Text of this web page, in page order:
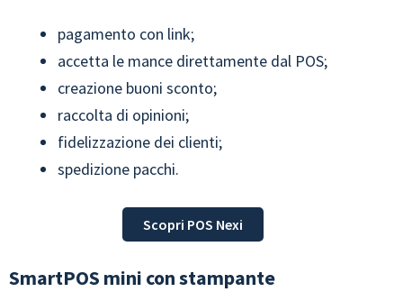
pagamento con link;
accetta le mance direttamente dal POS;
creazione buoni sconto;
raccolta di opinioni;
fidelizzazione dei clienti;
spedizione pacchi.
Scopri POS Nexi
SmartPOS mini con stampante